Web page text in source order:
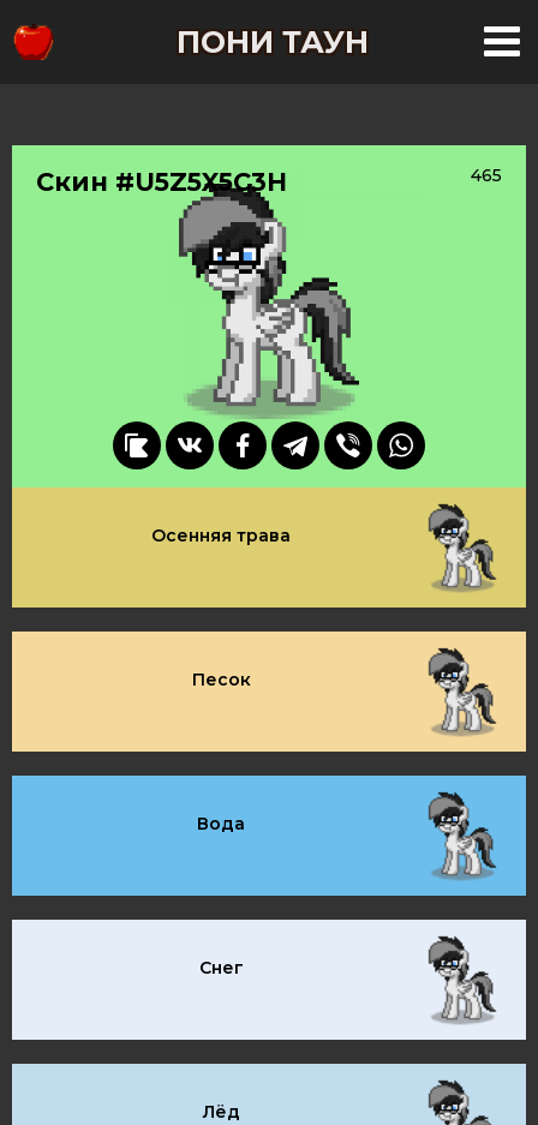
ПОНИ ТАУН
Скин #U5Z5X5C3H 465
Осенняя трава
Песок
Вода
Снег
Лёд